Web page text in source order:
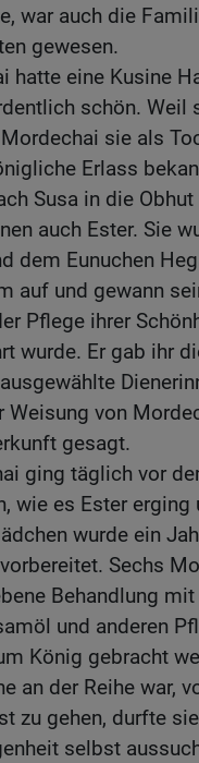
war auch die
gewesen.
hatte eine Kusine
schön. Weil
sie als
Erlass
Susa in die
auch Ester. Sie
dem Eunuchen
auf und gewann
Pflege ihrer
wurde. Er gab ihr
Weisung von
gesagt.
ging täglich vor
wie es Ester
wurde ein
Sechs
Behandlung
und anderen
König gebracht
an der Reihe war,
zu gehen, durfte
selbst